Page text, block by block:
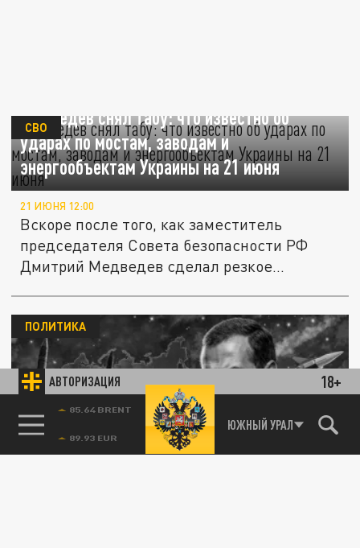
АВТОРИЗАЦИЯ 18+
ЮЖНЫЙ УРАЛ
Медведев снял табу: что известно об
ударах по мостам, заводам и
энергообъектам Украины на 21 июня
СВО
21 ИЮНЯ 12:00
Вскоре после того, как заместитель
председателя Совета безопасности РФ
Дмитрий Медведев сделал резкое...
«Радиоактивный пепел зарывают в землю»:
ПОЛИТИКА